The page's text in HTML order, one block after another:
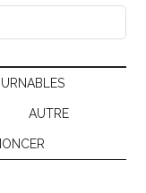
AUTRE